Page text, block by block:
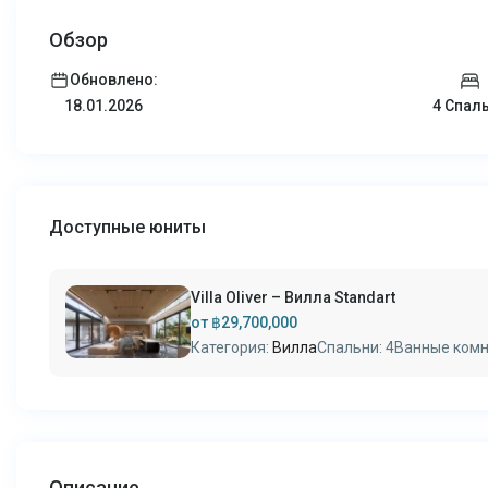
Обзор
Обновлено:
18.01.2026
4
Доступные юниты
Villa Oliver – Вилла Standart
от ฿29,700,000
Категория: ВиллаСпальни: 4Ванные